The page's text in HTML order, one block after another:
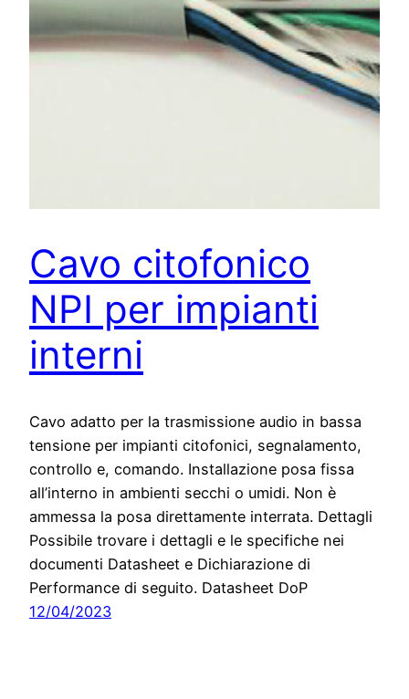
Cavo citofonico
NPI per impianti
interni
Cavo adatto per la trasmissione audio in bassa
tensione per impianti citofonici, segnalamento,
controllo e, comando. Installazione posa fissa
all’interno in ambienti secchi o umidi. Non è
ammessa la posa direttamente interrata. Dettagli
Possibile trovare i dettagli e le specifiche nei
documenti Datasheet e Dichiarazione di
Performance di seguito. Datasheet DoP
12/04/2023